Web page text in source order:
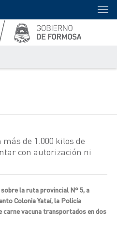
de 1.000 kilos de
con autorización ni
la ruta provincial N° 5, a
Colonia Yataí, la Policía
carne vacuna transportados en dos